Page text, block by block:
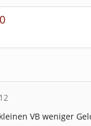
VB weniger